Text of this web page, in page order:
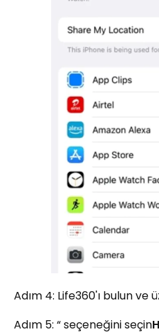
Adım 4: Life360'ı bulun ve
Adım 5: “ seçeneğini seçin